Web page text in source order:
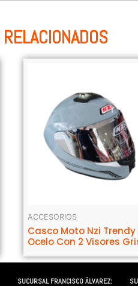
ACCESORIOS
Casco Moto Nzi Trendy
Ocelo Con 2 Visores
SUCURSAL FRANCISCO ÁLVAREZ: